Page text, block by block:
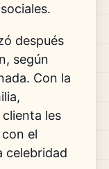
después
según
Con la
les
el
celebridad